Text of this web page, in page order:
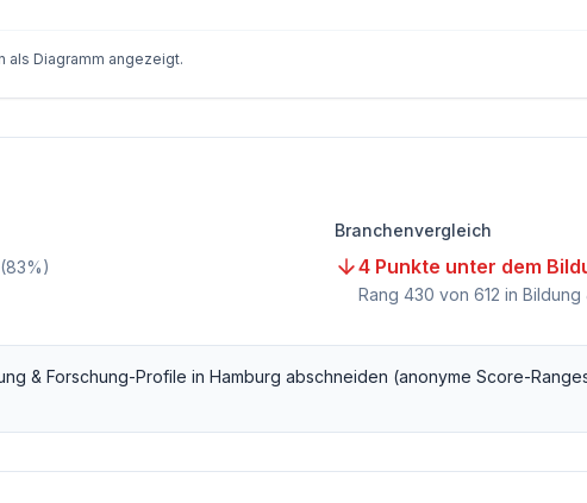
als Diagramm angezeigt.
(83%)
Branchenvergleich
4 Punkte unter dem
Rang 430 von 612 in Bildung
& Forschung-Profile in Hamburg abschneiden (anonyme Score-